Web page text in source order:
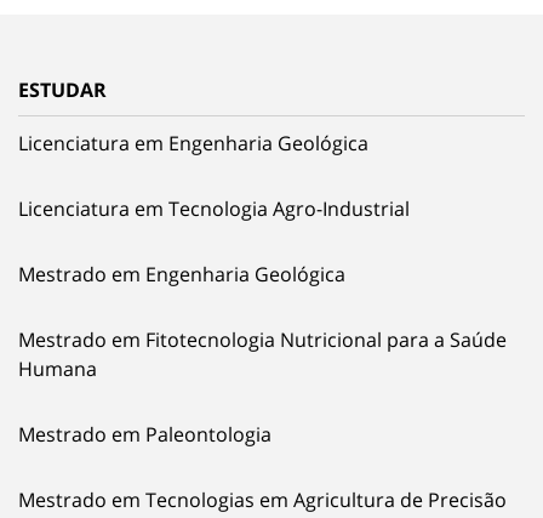
ESTUDAR
Licenciatura em Engenharia Geológica
Licenciatura em Tecnologia Agro-Industrial
Mestrado em Engenharia Geológica
Mestrado em Fitotecnologia Nutricional para a Saúde
Humana
Mestrado em Paleontologia
Mestrado em Tecnologias em Agricultura de Precisão